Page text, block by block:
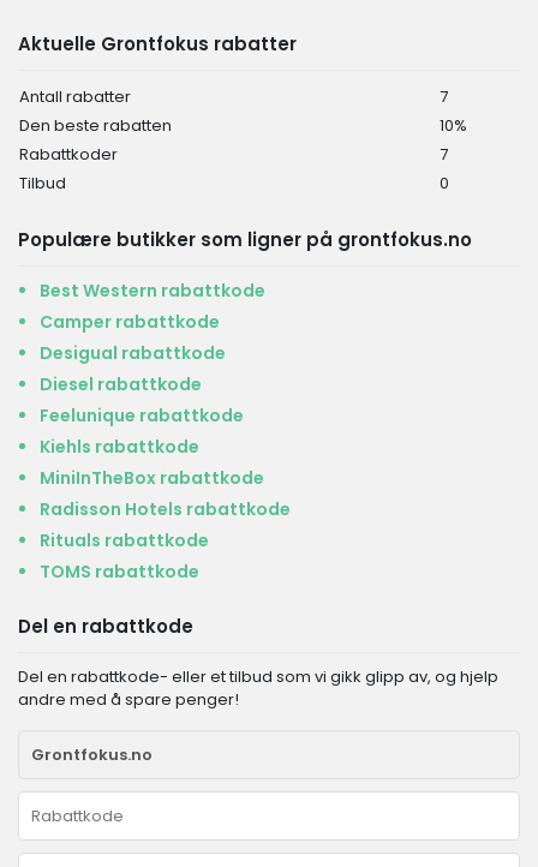
Aktuelle Grontfokus rabatter
Antall rabatter
7
Den beste rabatten
10%
Rabattkoder
7
Tilbud
0
Populære butikker som ligner på grontfokus.no
Best Western rabattkode
Camper rabattkode
Desigual rabattkode
Diesel rabattkode
Feelunique rabattkode
Kiehls rabattkode
MiniInTheBox rabattkode
Radisson Hotels rabattkode
Rituals rabattkode
TOMS rabattkode
Del en rabattkode
Del en rabattkode- eller et tilbud som vi gikk glipp av, og hjelp
andre med å spare penger!